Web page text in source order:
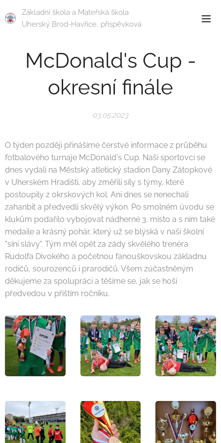
Základní škola a Mateřská škola
Uherský Brod-Havřice, příspěvková
McDonald's Cup -
okresní finále
03.05.2023
O týden později přinášíme čerstvé informace z průběhu
fotbalového turnaje McDonald's Cup. Naši sportovci se
dnes vydali na Městský atletický stadion Dany Zátopkové
v Uherském Hradišti, aby změřili síly s týmy, které
postoupily z okrskových kol. Ani dnes se nenechali
zahanbit a předvedli skvělý výkon. Po smolném úvodu se
klukům podařilo vybojovat nádherné 3. místo a s ním také
medaile a krásný pohár, který už se blýská v naší školní
"síni slávy". Tým měl opět za zády skvělého trenéra
Rudolfa Divokého a početnou fanouškovskou základnu
rodičů, sourozenců i prarodičů. Všem zúčastněným
děkujeme za spolupráci a těšíme se, jak se hoši
předvedou v příštím ročníku.